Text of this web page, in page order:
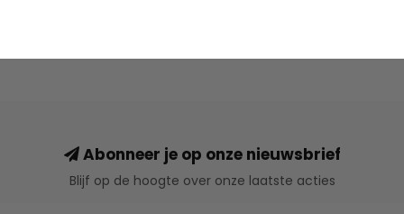
Abonneer je op onze nieuwsbrief
Blijf op de hoogte over onze laatste acties